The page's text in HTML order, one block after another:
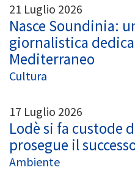
21 Luglio 2026
Nasce Soundinia:
giornalistica
Mediterraneo
Cultura
17 Luglio 2026
Lodè si fa custode
prosegue il
Ambiente